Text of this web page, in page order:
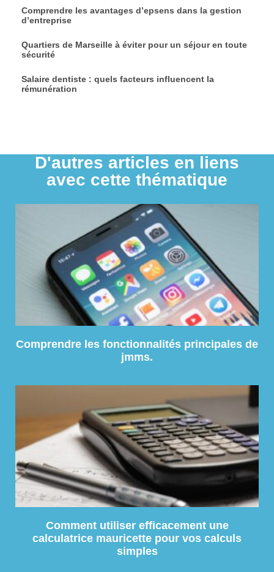
Comprendre les avantages d’epsens dans la gestion
d’entreprise
Quartiers de Marseille à éviter pour un séjour en toute
sécurité
Salaire dentiste : quels facteurs influencent la
rémunération
D'autres articles en liens
avec cette thématique
Comprendre les fonctionnalités principales de
jmms.
Comment utiliser efficacement une
calculatrice mauricette pour vos calculs
simples